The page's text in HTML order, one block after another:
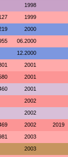
1998
1999
2000
06.2000
12.2000
2001
2001
2001
2002
2002
2002 2019
2003
2003